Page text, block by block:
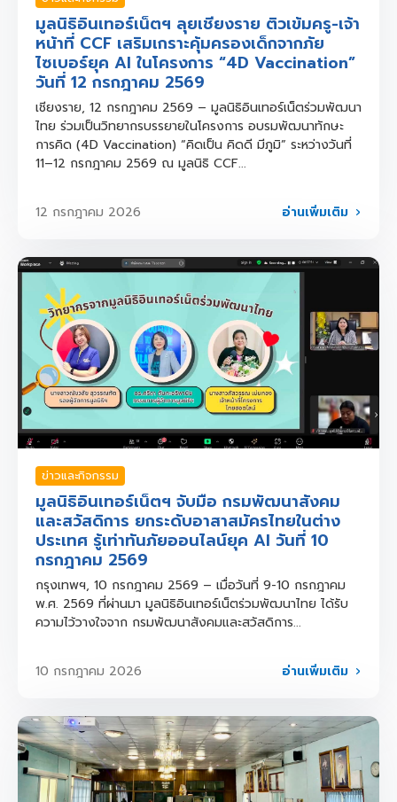
มูลนิธิอินเทอร์เน็ตฯ ลุยเชียงราย ติวเข้มครู-เจ้า
หน้าที่ CCF เสริมเกราะคุ้มครองเด็กจากภัย
ไซเบอร์ยุค AI ในโครงการ “4D Vaccination”
วันที่ 12 กรกฎาคม 2569
เชียงราย, 12 กรกฎาคม 2569 – มูลนิธิอินเทอร์เน็ตร่วมพัฒนา
ไทย ร่วมเป็นวิทยากรบรรยายในโครงการ อบรมพัฒนาทักษะ
การคิด (4D Vaccination) “คิดเป็น คิดดี มีภูมิ” ระหว่างวันที่
11–12 กรกฎาคม 2569 ณ มูลนิธิ CCF...
12 กรกฎาคม 2026 อ่านเพิ่มเติม
ข่าวและกิจกรรม
มูลนิธิอินเทอร์เน็ตฯ จับมือ กรมพัฒนาสังคม
และสวัสดิการ ยกระดับอาสาสมัครไทยในต่าง
ประเทศ รู้เท่าทันภัยออนไลน์ยุค AI วันที่ 10
กรกฎาคม 2569
กรุงเทพฯ, 10 กรกฎาคม 2569 – เมื่อวันที่ 9-10 กรกฎาคม
พ.ศ. 2569 ที่ผ่านมา มูลนิธิอินเทอร์เน็ตร่วมพัฒนาไทย ได้รับ
ความไว้วางใจจาก กรมพัฒนาสังคมและสวัสดิการ...
10 กรกฎาคม 2026 อ่านเพิ่มเติม